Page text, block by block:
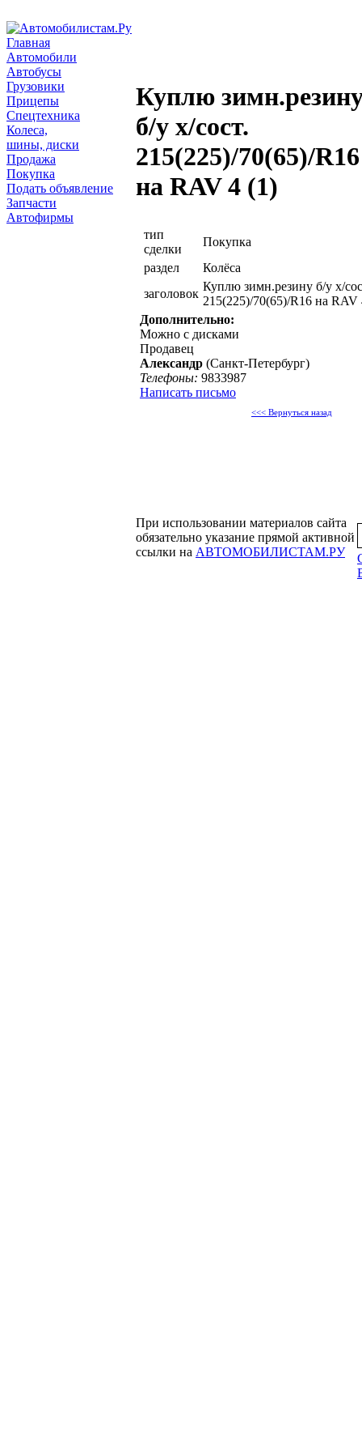
Главная
Автомобили
Автобусы
Грузовики
Прицепы
Спецтехника
Колеса,
шины, диски
Продажа
Покупка
Подать объявление
Запчасти
Автофирмы
Куплю
б/у х/сост.
215(225)/70(65)/R16
на RAV 4 (1)
тип
сделки
Покупка
раздел
Колёса
заголовок
Куплю зимн.резину б/у х/
215(225)/70(65)/R16 на RAV
Дополнительно:
Можно с дисками
Продавец
Александр (Санкт-Петербург)
Телефоны: 9833987
Написать письмо
<<< Вернуться назад
При использовании материалов сайта
обязательно указание прямой активной
ссылки на АВТОМОБИЛИСТАМ.РУ